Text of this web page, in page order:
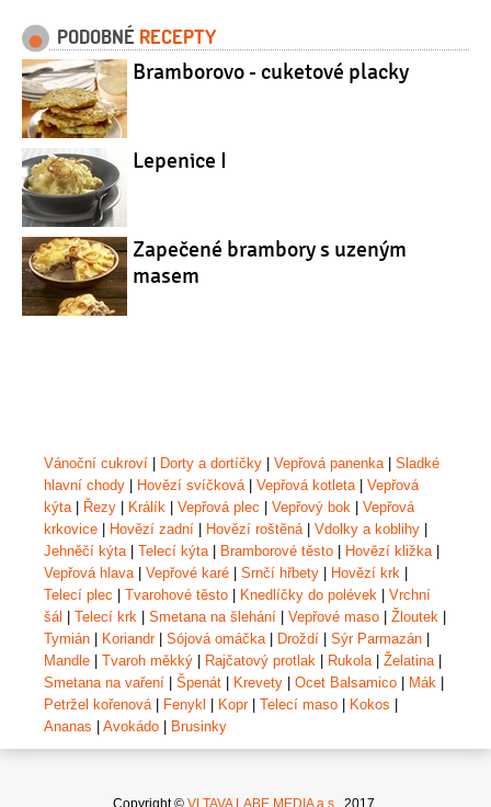
PODOBNÉ RECEPTY
Bramborovo - cuketové placky
Lepenice I
Zapečené brambory s uzeným
masem
Vánoční cukroví Dorty a dortíčky Vepřová panenka| Sladké
hlavní chody
Hovězí svíčková| Vepřová kotleta| Vepřová
kýta| Řezy Králík Vepřová plec Vepřový bok
Vepřová
krkovice
Hovězí zadní Hovězí roštěná| Vdolky a koblihy
Jehněčí kýta| Telecí kýta| Bramborové těsto Hovězí kližka|
Vepřová hlava| Vepřové karé Srnčí hřbety Hovězí krk
Telecí plec
Tvarohové těsto Knedlíčky do polévek
Vrchní
šál
Telecí krk Smetana na šlehání Vepřové maso Žloutek
Tymián
Koriandr| Sójová omáčka| Droždí Sýr Parmazán
Mandle
Tvaroh měkký Rajčatový protlak Rukola| Želatina|
Smetana na vaření
Špenát Krevety Ocet Balsamico Mák
Petržel kořenová| Fenykl Kopr| Telecí maso Kokos
Ananas
Avokádo Brusinky